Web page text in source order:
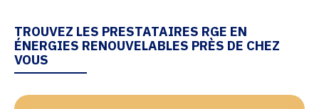
TROUVEZ LES PRESTATAIRES RGE EN
ÉNERGIES RENOUVELABLES PRÈS DE CHEZ
VOUS